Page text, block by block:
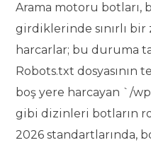
Arama motoru botları,
girdiklerinde sınırlı bir
harcarlar; bu duruma
Robots.txt dosyasının
boş yere harcayan `/
gibi dizinleri botların
2026 standartlarında,